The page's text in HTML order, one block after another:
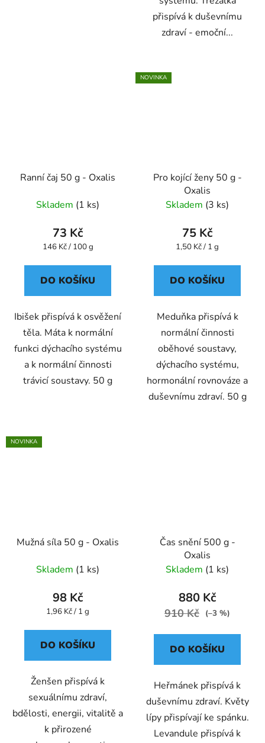
přispívá k duševnímu
zdraví - emoční...
Ranní čaj 50 g - Oxalis
Skladem (1 ks)
73 Kč
Měrná
146 Kč / 100 g
DO KOŠÍKU
Ibišek přispívá k osvěžení
těla. Máta k normální
funkci dýchacího systému
a k normální činnosti
trávicí soustavy. 50 g
NOVINKA
Pro kojící ženy 50 g -
Oxalis
Skladem (3 ks)
75 Kč
Měrná
1,50 Kč / 1 g
DO KOŠÍKU
Meduňka přispívá k
normální činnosti
oběhové soustavy,
dýchacího systému,
hormonální rovnováze a
duševnímu zdraví. 50 g
NOVINKA
Mužná síla 50 g - Oxalis
Skladem (1 ks)
98 Kč
Měrná
1,96 Kč / 1 g
DO KOŠÍKU
Ženšen přispívá k
sexuálnímu zdraví,
bdělosti, energii, vitalitě a
k přirozené
Čas snění 500 g -
Oxalis
Skladem (1 ks)
880 Kč
910 Kč (–3 %)
DO KOŠÍKU
Heřmánek přispívá k
duševnímu zdraví. Květy
lípy přispívají ke spánku.
Levandule přispívá k